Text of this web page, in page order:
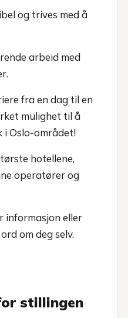
og trives med å
arbeid med
fra en dag til en
mulighet til å
Oslo-området!
hotellene,
operatører og
informasjon eller
om deg selv.
stillingen